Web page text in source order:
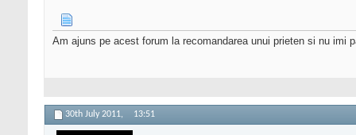
Am ajuns pe acest forum la recomandarea unui prieten si nu imi
30th July 2011, 13:51